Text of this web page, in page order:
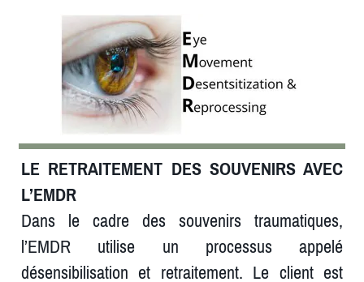
LE RETRAITEMENT DES SOUVENIRS AVEC
L’EMDR
Dans le cadre des souvenirs traumatiques,
l’EMDR utilise un processus appelé
désensibilisation et retraitement. Le client est